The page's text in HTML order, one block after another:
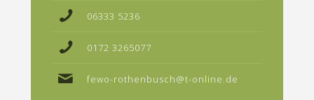
06333 5236
0172 3265077
fewo-rothenbusch@t-online.de